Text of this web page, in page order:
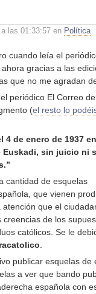
las 01:33:57 en Política
cuando leía el
gracias a las
que no me agradan
periódico El Correo
(el resto lo
4 de enero de 1937
sin juicio ni
cantidad de esquelas
que vienen
que el
de los
católicos. Se le
.
publicar esquelas de
a ver que bando
española con